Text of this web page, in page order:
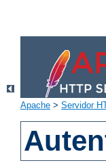
Apache > Servidor